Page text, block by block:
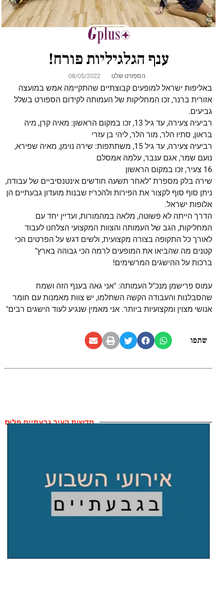
ענף הגלגיליות פורח!
הספורט שלנו 08/05/2022
באליפות ישראל למופעים קבוצתיים שהתקיימה אמש במועצה
אזורית ברנר, זכו המחליקות של העמותה לקידום הספורט בשלל
גביעים.
רביעיה צעירה, עד גיל 13, זכו במקום הראשון: מאיה קרן, מיה
בראון, סתיו הלר, מור הלר, ליהי בן עזרי
רביעיה צעירה, עד גיל 15, משתתפות: שירה נוימן, מאיה שפירא,
נועם שמר, אגם ענבר, עלמה אמסלם
16 צעיר, זכו במקום הראשון
שירה בלק מספרת "לאחר תשעה חודשים אינטנסיביים של עבודה,
ניתן סוף סוף לקצור את הפירות ולהכריז שבנות מועדון גבעתיים הן
אלופות ישראל.
הדרך הייתה לא פשוטה, מלאה במהמורות, ועדיין יחד עם
המחליקות, הגב של העמותה והצוות המקצועי הצלחנו לעבוד
לאורך כל התקופה בצורה מקצועית, ולשים דגש על הפרטים הכי
קטנים מה שהביאו את המופעים לרמה הכי גבוהה בארץ"
ברכות על ההישגים המרשימים!
עמוס פרישמן מנכ"ל העמותה: "אני גאה בענף הזה ושמח
שהסבלנות והעבודה הקשה השתלמו, יש צוות מאמנות עם חומר
אנושי מצוין ומקצועיות ביותר. אני מאמין שנגיע לעוד הישגים רבים"
שתפו
חדשות העיר גבעתיים פלוס